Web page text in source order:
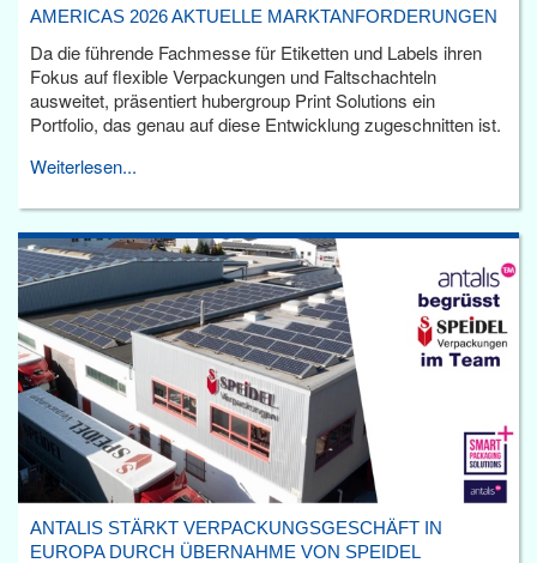
AMERICAS 2026 AKTUELLE MARKTANFORDERUNGEN
Da die führende Fachmesse für Etiketten und Labels ihren
Fokus auf flexible Verpackungen und Faltschachteln
ausweitet, präsentiert hubergroup Print Solutions ein
Portfolio, das genau auf diese Entwicklung zugeschnitten ist.
Weiterlesen...
ANTALIS STÄRKT VERPACKUNGSGESCHÄFT IN
EUROPA DURCH ÜBERNAHME VON SPEIDEL